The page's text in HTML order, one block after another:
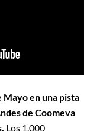
Mayo en una pista
de Coomeva
Los 1.000